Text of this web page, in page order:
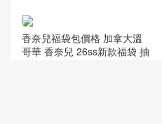
香奈兒福袋包價格 加拿大溫
哥華 香奈兒 26ss新款福袋 抽